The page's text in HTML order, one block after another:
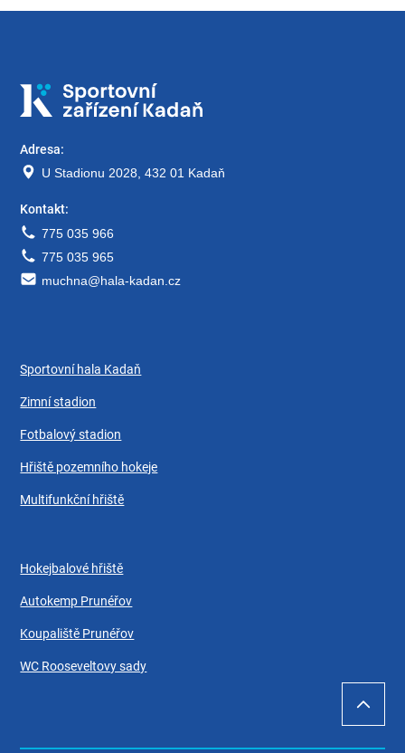
Adresa:
U Stadionu 2028, 432 01 Kadaň
Kontakt:
775 035 966
775 035 965
muchna@hala-kadan.cz
Sportovní hala Kadaň
Zimní stadion
Fotbalový stadion
Hřiště pozemního hokeje
Multifunkční hřiště
Hokejbalové hřiště
Autokemp Prunéřov
Koupaliště Prunéřov
WC Rooseveltovy sady